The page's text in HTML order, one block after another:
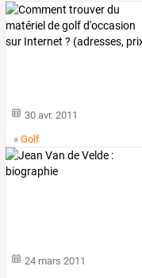
30 avr. 2011
»Golf
24 mars 2011